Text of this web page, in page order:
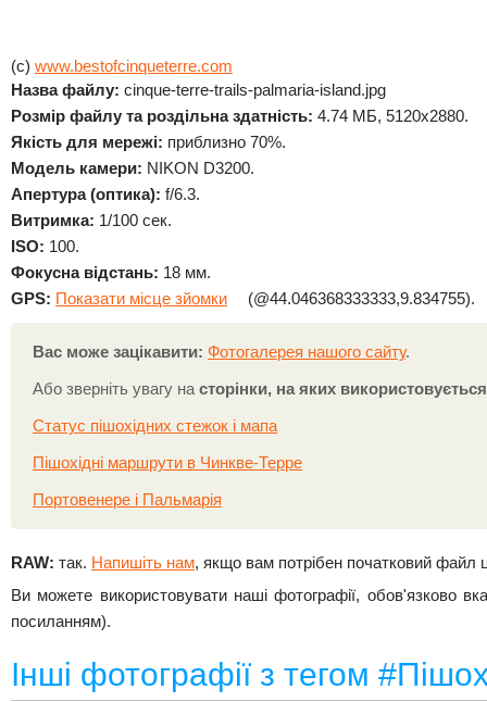
(c) www.bestofcinqueterre.com
Назва файлу: cinque-terre-trails-palmaria-island.jpg
Розмір файлу та роздільна здатність: 4.74 МБ, 5120x2880.
Якість для мережі: приблизно 70%.
Модель камери: NIKON D3200.
Апертура (оптика): f/6.3.
Витримка: 1/100 сек.
ISO: 100.
Фокусна відстань: 18 мм.
GPS: Показати місце зйомки (@44.046368333333,9.834755).
Вас може зацікавити: Фотогалерея нашого сайту.
Або зверніть увагу на сторінки, на яких
Статус пішохідних стежок і мапа
Пішохідні маршрути в Чинкве-Терре
Портовенере і Пальмарія
RAW: так. Напишіть нам, якщо вам потрібен початковий файл
Ви можете використовувати наші фотографії, обов'язково
посиланням).
Інші фотографії з тегом